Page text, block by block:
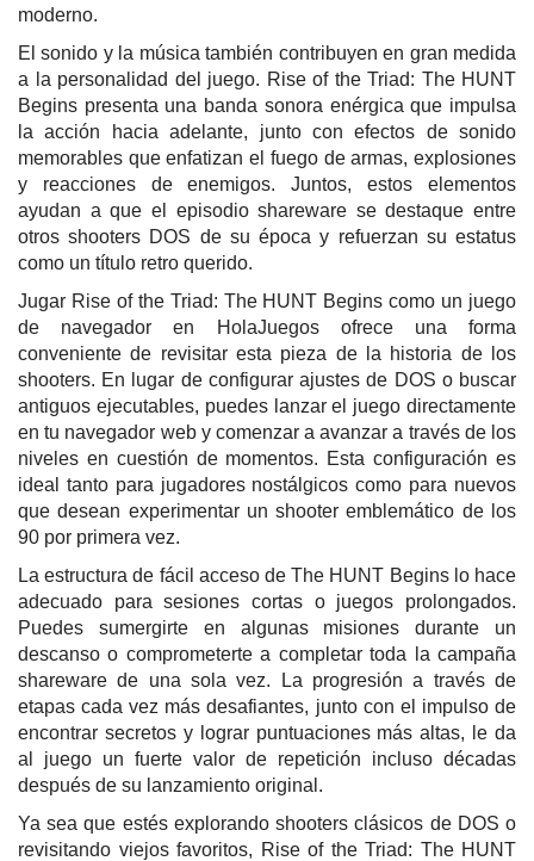
moderno.
El sonido y la música también contribuyen en gran medida
a la personalidad del juego. Rise of the Triad: The HUNT
Begins presenta una banda sonora enérgica que impulsa
la acción hacia adelante, junto con efectos de sonido
memorables que enfatizan el fuego de armas, explosiones
y reacciones de enemigos. Juntos, estos elementos
ayudan a que el episodio shareware se destaque entre
otros shooters DOS de su época y refuerzan su estatus
como un título retro querido.
Jugar Rise of the Triad: The HUNT Begins como un juego
de navegador en HolaJuegos ofrece una forma
conveniente de revisitar esta pieza de la historia de los
shooters. En lugar de configurar ajustes de DOS o buscar
antiguos ejecutables, puedes lanzar el juego directamente
en tu navegador web y comenzar a avanzar a través de los
niveles en cuestión de momentos. Esta configuración es
ideal tanto para jugadores nostálgicos como para nuevos
que desean experimentar un shooter emblemático de los
90 por primera vez.
La estructura de fácil acceso de The HUNT Begins lo hace
adecuado para sesiones cortas o juegos prolongados.
Puedes sumergirte en algunas misiones durante un
descanso o comprometerte a completar toda la campaña
shareware de una sola vez. La progresión a través de
etapas cada vez más desafiantes, junto con el impulso de
encontrar secretos y lograr puntuaciones más altas, le da
al juego un fuerte valor de repetición incluso décadas
después de su lanzamiento original.
Ya sea que estés explorando shooters clásicos de DOS o
revisitando viejos favoritos, Rise of the Triad: The HUNT